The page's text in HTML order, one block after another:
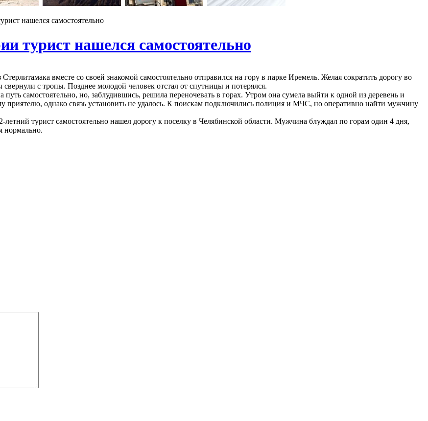
нашелся самостоятельно
турист нашелся самостоятельно
вместе со своей знакомой самостоятельно отправился на гору в парке Иремель. Желая сократить дорогу во
свернули с тропы. Позднее молодой человек отстал от спутницы и потерялся.
самостоятельно, но, заблудившись, решила переночевать в горах. Утром она сумела выйти к одной из деревень и
приятелю, однако связь установить не удалось. К поискам подключились полиция и МЧС, но оперативно найти мужчину
летний турист самостоятельно нашел дорогу к поселку в Челябинской области. Мужчина блуждал по горам один 4 дня,
нормально.